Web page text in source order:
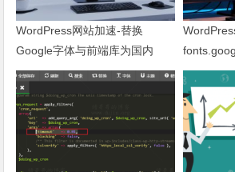
WordPress网站加速-替换
Google字体与前端库为国内
CDN镜像
网页响应